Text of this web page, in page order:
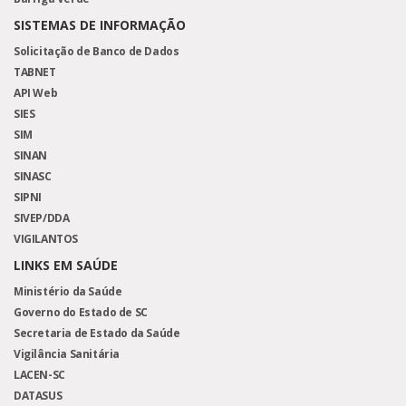
SISTEMAS DE INFORMAÇÃO
Solicitação de Banco de Dados
TABNET
API Web
SIES
SIM
SINAN
SINASC
SIPNI
SIVEP/DDA
VIGILANTOS
LINKS EM SAÚDE
Ministério da Saúde
Governo do Estado de SC
Secretaria de Estado da Saúde
Vigilância Sanitária
LACEN-SC
DATASUS